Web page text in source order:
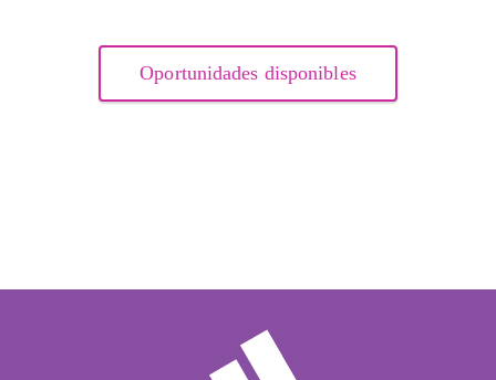
Oportunidades disponibles